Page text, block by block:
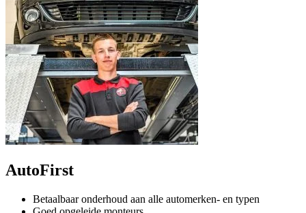
AutoFirst
Betaalbaar onderhoud aan alle automerken- en typen